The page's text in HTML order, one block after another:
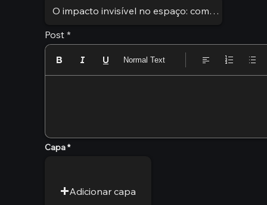
Post
Normal Text
Capa
Adicionar capa